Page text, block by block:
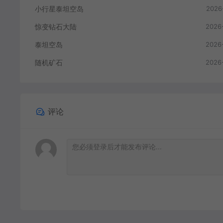
小行星泰坦空岛
惊变钻石大陆
泰坦空岛
随机矿石
评论